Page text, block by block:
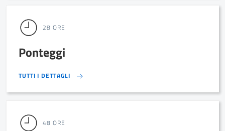
28 ORE
Ponteggi
TUTTI I DETTAGLI TUTTI I DETTAGLI
48 ORE